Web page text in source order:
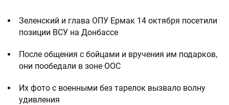
Зеленский и глава ОПУ Ермак 14 октября посетили
позиции ВСУ на Донбассе
После общения с бойцами и вручения им подарков,
они пообедали в зоне ООС
Их фото с военными без тарелок вызвало волну
удивления